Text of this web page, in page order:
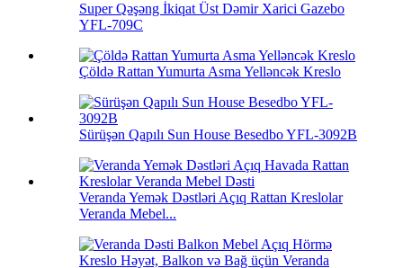
Super Qəşəng İkiqat Üst Dəmir Xarici Gazebo
YFL-709C
Çöldə Rattan Yumurta Asma Yelləncək Kreslo
Sürüşən Qapılı Sun House Besedbo YFL-3092B
Veranda Yemək Dəstləri Açıq Rattan Kreslolar
Veranda Mebel...